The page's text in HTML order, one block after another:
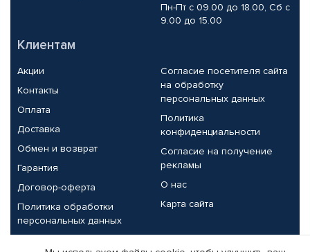
Пн-Пт с 09.00 до 18.00, Сб с
9.00 до 15.00
Клиентам
Акции
Контакты
Оплата
Доставка
Обмен и возврат
Гарантия
Договор-оферта
Политика обработки
персональных данных
Согласие посетителя сайта
на обработку
персональных данных
Политика
конфиденциальности
Согласие на получение
рекламы
О нас
Карта сайта